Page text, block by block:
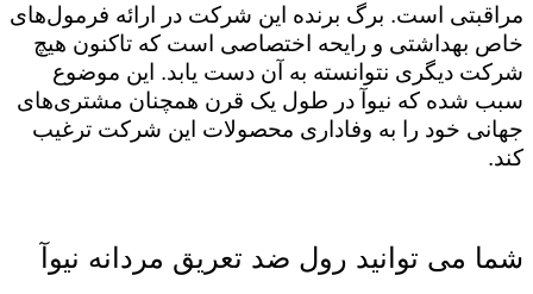
مراقبتی است. برگ برنده این شرکت در ارائه فرمول‌های
خاص بهداشتی و رایحه اختصاصی ا‌ست که تاکنون هیچ
شرکت دیگری نتوانسته به آن دست یابد. این موضوع
سبب شده که نیوآ در طول یک قرن همچنان مشتری‌های
جهانی خود را به وفاداری محصولات این شرکت ترغیب
کند.
شما می توانید رول ضد تعریق مردانه نیوآ